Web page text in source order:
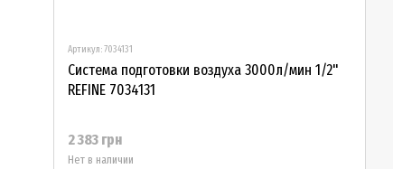
Артикул: 7034131
Система подготовки воздуха 3000л/мин 1/2"
REFINE 7034131
2 383 грн
Нет в наличии